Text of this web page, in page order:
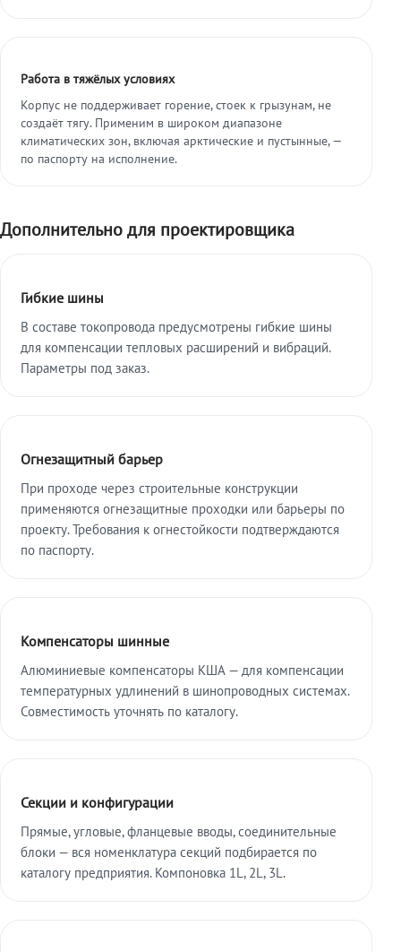
Работа в тяжёлых условиях
Корпус не поддерживает горение, стоек к грызунам, не
создаёт тягу. Применим в широком диапазоне
климатических зон, включая арктические и пустынные, —
по паспорту на исполнение.
Дополнительно для проектировщика
Гибкие шины
В составе токопровода предусмотрены гибкие шины
для компенсации тепловых расширений и вибраций.
Параметры под заказ.
Огнезащитный барьер
При проходе через строительные конструкции
применяются огнезащитные проходки или барьеры по
проекту. Требования к огнестойкости подтверждаются
по паспорту.
Компенсаторы шинные
Алюминиевые компенсаторы КША — для компенсации
температурных удлинений в шинопроводных системах.
Совместимость уточнять по каталогу.
Секции и конфигурации
Прямые, угловые, фланцевые вводы, соединительные
блоки — вся номенклатура секций подбирается по
каталогу предприятия. Компоновка 1L, 2L, 3L.